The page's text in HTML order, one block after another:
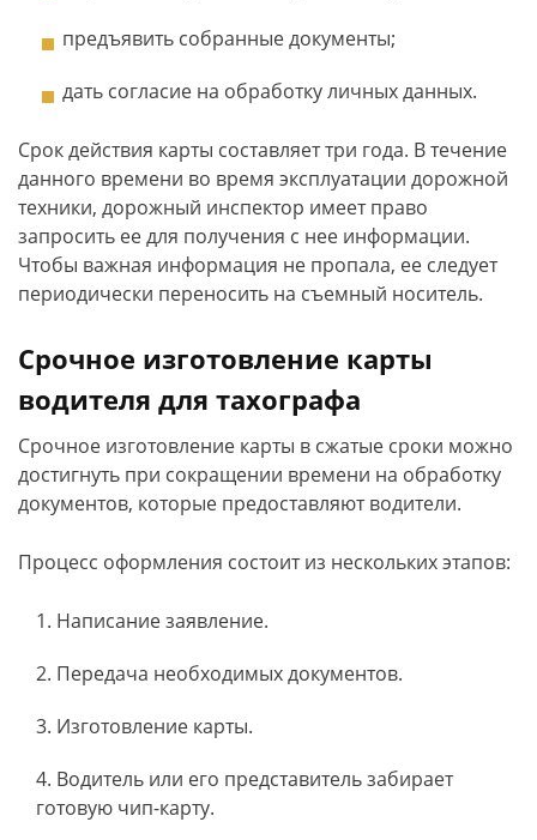
предъявить собранные документы;
дать согласие на обработку личных данных.
Срок действия карты составляет три года. В течение
данного времени во время эксплуатации дорожной
техники, дорожный инспектор имеет право
запросить ее для получения с нее информации.
Чтобы важная информация не пропала, ее следует
периодически переносить на съемный носитель.
Срочное изготовление карты
водителя для тахографа
Срочное изготовление карты в сжатые сроки можно
достигнуть при сокращении времени на обработку
документов, которые предоставляют водители.
Процесс оформления состоит из нескольких этапов:
Написание заявление.
Передача необходимых документов.
Изготовление карты.
Водитель или его представитель забирает
готовую чип-карту.